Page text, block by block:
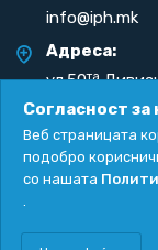
info@iph.mk
Адреса:
ул.50та
Република С.
Согласност
Веб страницата
подобро
со нашата
.